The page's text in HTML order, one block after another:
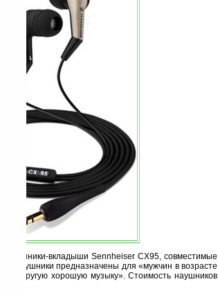
наушники-вкладыши Sennheiser CX95, совместимые
наушники предназначены для «мужчин в возрасте
и другую хорошую музыку». Стоимость наушников